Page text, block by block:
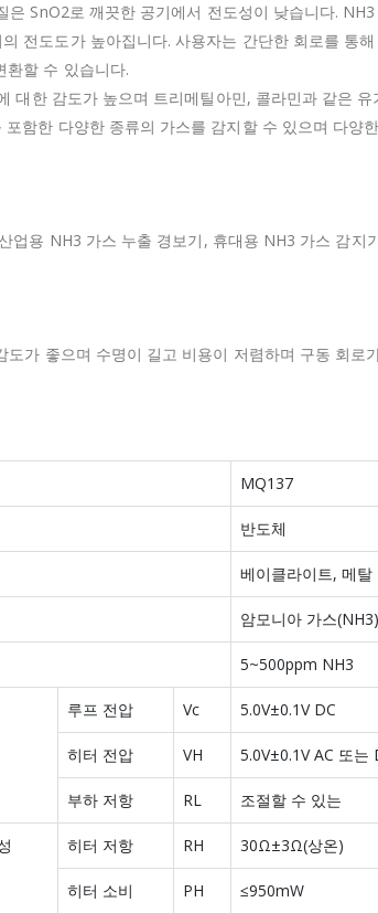
SnO2로 깨끗한 공기에서 전도성이 낮습니다.
전도도가 높아집니다.사용자는 간단한 회로를 통
환할 수 있습니다.
대한 감도가 높으며 트리메틸아민, 콜라민과 같은 유
포함한 다양한 종류의 가스를 감지할 수 있으며 다양
업용 NH3 가스 누출 경보기, 휴대용 NH3 가스 감지
도가 좋으며 수명이 길고 비용이 저렴하며 구동 회로
MQ137
반도체
베이클라이트, 메탈
암모니아 가스(NH3)
5~500ppm NH3
루프 전압 Vc 5.0V±0.1V DC
히터 전압 VH 5.0V±0.1V AC 또는
부하 저항 RL 조절할 수 있는
히터 저항 RH 30Ω±3Ω(상온)
히터 소비 PH ≤950mW